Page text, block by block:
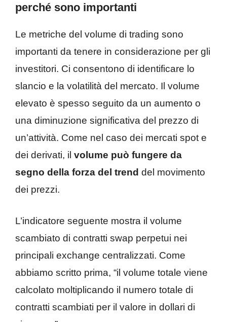
perché sono importanti
Le metriche del volume di trading sono
importanti da tenere in considerazione per gli
investitori. Ci consentono di identificare lo
slancio e la volatilità del mercato. Il volume
elevato è spesso seguito da un aumento o
una diminuzione significativa del prezzo di
un’attività. Come nel caso dei mercati spot e
dei derivati, il volume può fungere da
segno della forza del trend del movimento
dei prezzi.
L’indicatore seguente mostra il volume
scambiato di contratti swap perpetui nei
principali exchange centralizzati. Come
abbiamo scritto prima, “il volume totale viene
calcolato moltiplicando il numero totale di
contratti scambiati per il valore in dollari di